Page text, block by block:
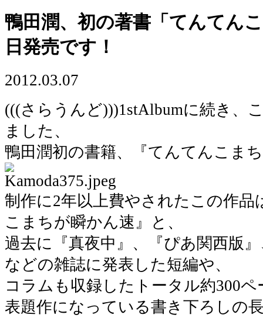
鴨田潤、初の著書「てんてん
日発売です！
2012.03.07
(((さらうんど)))1stAlbumに続き、
ました、
鴨田潤初の書籍、『てんてんこま
制作に2年以上費やされたこの作品
こまちが瞬かん速』と、
過去に『真夜中』、『ぴあ関西版
などの雑誌に発表した短編や、
コラムも収録したトータル約300
表題作になっている書き下ろしの